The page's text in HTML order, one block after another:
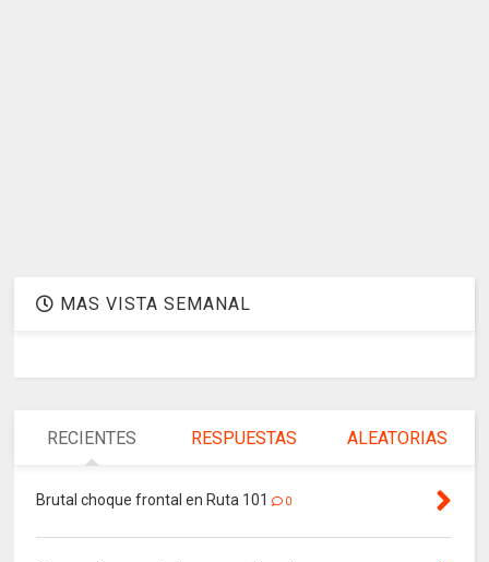
MAS VISTA SEMANAL
RECIENTES RESPUESTAS ALEATORIAS
Brutal choque frontal en Ruta 101 0